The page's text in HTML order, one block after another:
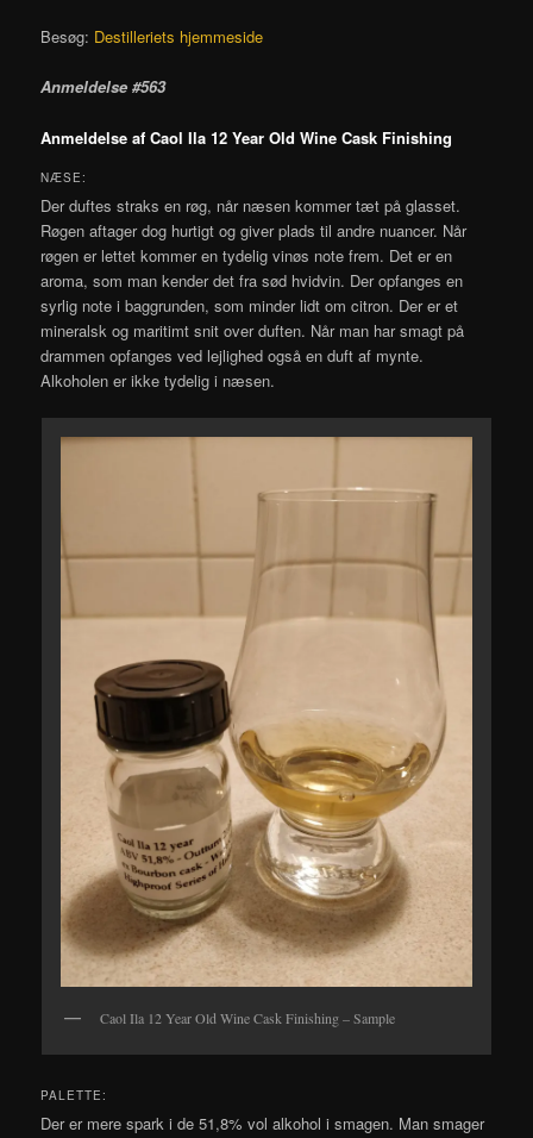
Besøg: Destilleriets hjemmeside
Anmeldelse #563
Anmeldelse af Caol Ila 12 Year Old Wine Cask Finishing
NÆSE:
Der duftes straks en røg, når næsen kommer tæt på glasset.
Røgen aftager dog hurtigt og giver plads til andre nuancer. Når
røgen er lettet kommer en tydelig vinøs note frem. Det er en
aroma, som man kender det fra sød hvidvin. Der opfanges en
syrlig note i baggrunden, som minder lidt om citron. Der er et
mineralsk og maritimt snit over duften. Når man har smagt på
drammen opfanges ved lejlighed også en duft af mynte.
Alkoholen er ikke tydelig i næsen.
Caol Ila 12 Year Old Wine Cask Finishing – Sample
PALETTE:
Der er mere spark i de 51,8% vol alkohol i smagen. Man smager